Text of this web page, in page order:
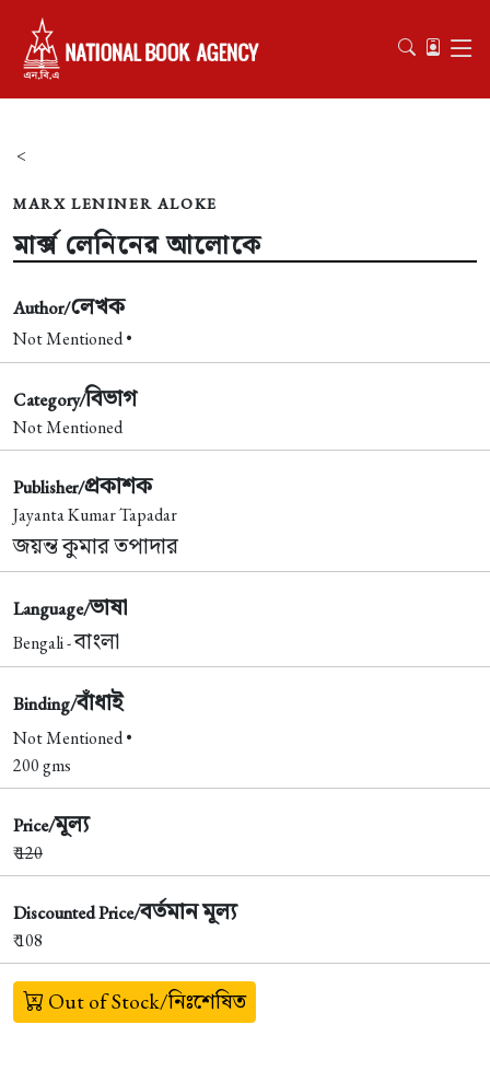
<
MARX LENINER ALOKE
মার্ক্স লেনিনের আলোকে
Author/লেখক
Not Mentioned •
Category/বিভাগ
Not Mentioned
Publisher/প্রকাশক
Jayanta Kumar Tapadar
জয়ন্ত কুমার তপাদার
Language/ভাষা
Bengali -বাংলা
Binding/বাঁধাই
Not Mentioned •
200 gms
Price/মূল্য
₹120
Discounted Price/বর্তমান মূল্য
₹ 108
Out of Stock/নিঃশেষিত